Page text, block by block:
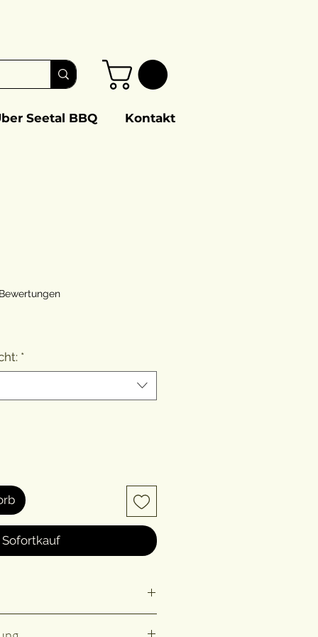
Seetal BBQ Kontakt
von fünf Sternen, basierend auf 2 Bewertungen.
*
Sofortkauf